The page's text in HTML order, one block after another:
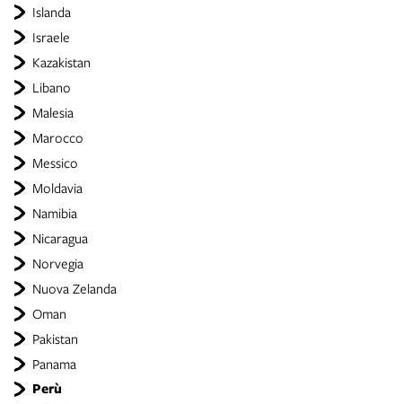
Islanda
Israele
Kazakistan
Libano
Malesia
Marocco
Messico
Moldavia
Namibia
Nicaragua
Norvegia
Nuova Zelanda
Oman
Pakistan
Panama
Perù